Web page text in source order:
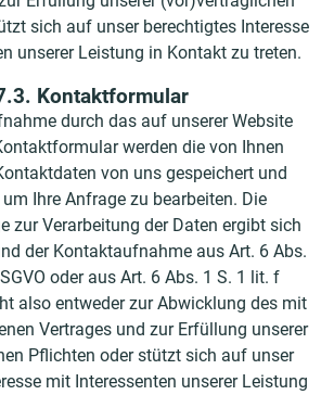
sich auf unser berechtigtes Interesse
unserer Leistung in Kontakt zu treten.
Kontaktformular
durch das auf unserer Website
werden die von Ihnen
von uns gespeichert und
Ihre Anfrage zu bearbeiten. Die
zur Verarbeitung der Daten ergibt sich
der Kontaktaufnahme aus Art. 6 Abs.
oder aus Art. 6 Abs. 1 S. 1 lit. f
also entweder zur Abwicklung des mit
Vertrages und zur Erfüllung unserer
Pflichten oder stützt sich auf unser
mit Interessenten unserer Leistung